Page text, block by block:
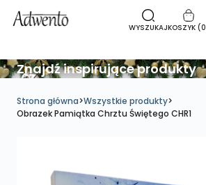
WYSZUKAJKOSZYK (0
Znajdź inspirujące produkty
Strona główna>Wszystkie produkty>
Obrazek Pamiątka Chrztu Świętego CHR1